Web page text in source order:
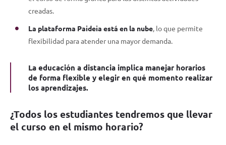
creadas.
La plataforma Paideia está en la nube, lo que permite
flexibilidad para atender una mayor demanda.
La educación a distancia implica manejar horarios
de forma flexible y elegir en qué momento realizar
los aprendizajes.
¿Todos los estudiantes tendremos que llevar
el curso en el mismo horario?